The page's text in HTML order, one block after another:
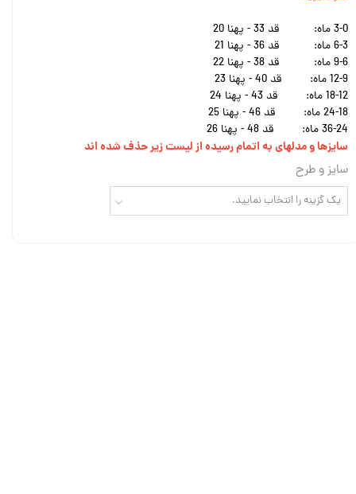
3-0 ماه:
قد 33 - پهنا 20
6-3 ماه:
قد 36 - پهنا 21
9-6 ماه:
قد 38 - پهنا 22
12-9 ماه:
قد 40 - پهنا 23
18-12 ماه:
قد 43 - پهنا 24
24-18 ماه:
قد 46 - پهنا 25
36-24 ماه:
قد 48 - پهنا 26
سایزها و مدلهای به اتمام رسیده از لیست زیر حذف شده اند
سایز و طرح
یک گزینه را انتخاب نمایید.